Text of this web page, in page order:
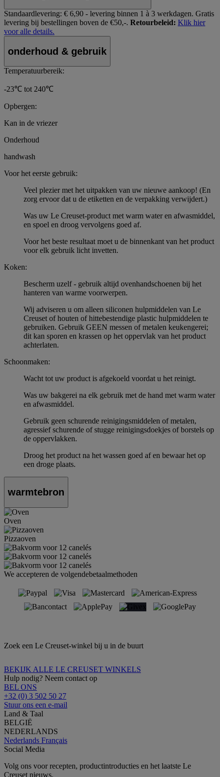
Standaardlevering: € 6,90 - levering binnen 1 à 3 werkdagen. Gratis
levering bij bestellingen boven de €50,-. Retourbeleid: Klik hier
voor alle details.
onderhoud & gebruik
Temperatuurbereik:
-23℃ tot 240℃
Opbergen:
Kan in de vriezer
Onderhoud
handwash
Voor het eerste gebruik:
Veel plezier met het uitpakken van uw nieuwe aankoop! (En
zorg ervoor dat u de etiketten en de verpakking verwijdert.)
Was uw Le Creuset-product met warm water en afwasmiddel,
en spoel en droog vervolgens goed af.
Voor het beste resultaat moet u de binnenkant van het product
voor elk gebruik licht invetten.
Koken:
Bescherm uzelf - gebruik altijd ovenhandschoenen bij het
hanteren van warme voorwerpen.
Wij adviseren u om alleen siliconen hulpmiddelen van Le
Creuset of houten of hittebestendige plastic hulpmiddelen te
gebruiken. Gebruik GEEN messen of metalen keukengerei;
dit kan sporen en krassen op het oppervlak van het product
achterlaten.
Schoonmaken:
Wacht tot uw product is afgekoeld voordat u het reinigt.
Was uw bakgerei na elk gebruik met de hand met warm water
en afwasmiddel.
Gebruik geen schurende reinigingsmiddelen of metalen,
agressief schurende of stugge reinigingsdoekjes of borstels op
de oppervlakken.
Droog het product na het wassen goed af en bewaar het op
een droge plaats.
warmtebron
Oven
Pizzaoven
We accepteren de volgendebetaalmethoden
Zoek een Le Creuset-winkel bij u in de buurt
BEKIJK ALLE LE CREUSET WINKELS
Hulp nodig? Neem contact op
BEL ONS
+32 (0) 3 502 50 27
Stuur ons een e-mail
Land & Taal
BELGIË
NEDERLANDS
Nederlands Français
Social Media
Volg ons voor recepten, productintroducties en het laatste Le
Creuset nieuws.